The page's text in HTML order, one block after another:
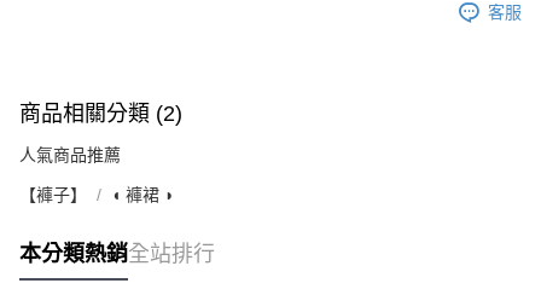
客服
商品相關分類 (2)
人氣商品推薦
【褲子】 ◖ 褲裙 ◗
本分類熱銷全站排行